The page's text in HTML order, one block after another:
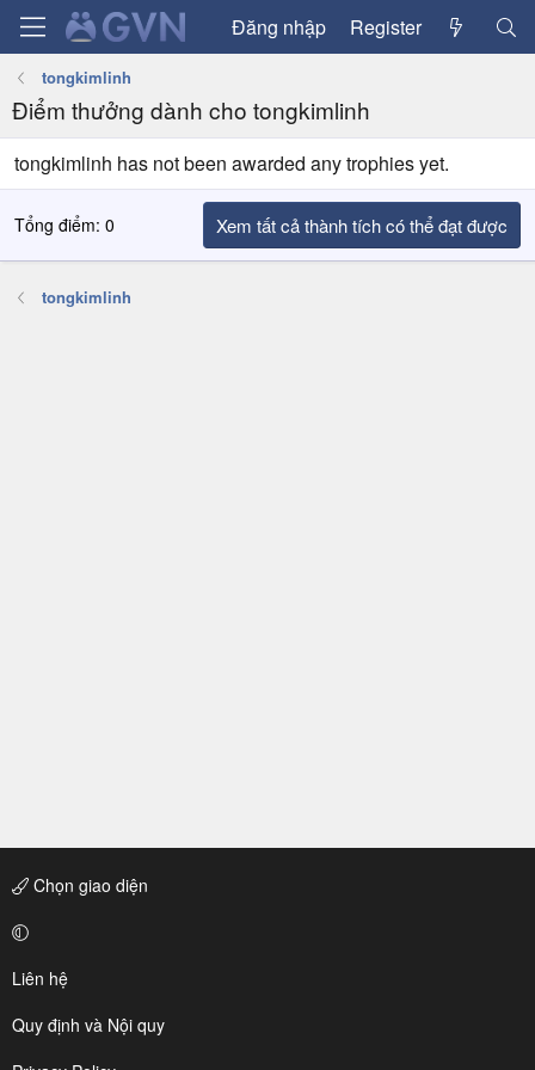
Đăng nhập Register
tongkimlinh
Điểm thưởng dành cho tongkimlinh
tongkimlinh has not been awarded any trophies yet.
Tổng điểm: 0 Xem tất cả thành tích có thể đạt được
tongkimlinh
Chọn giao diện
Liên hệ
Quy định và Nội quy